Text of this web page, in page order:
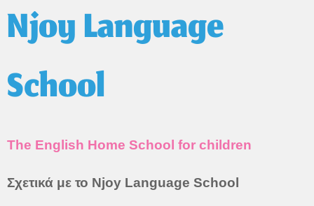
Njoy Language
School
The English Home School for children
Σχετικά με το Njoy Language School